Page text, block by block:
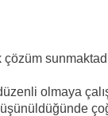
olmaya